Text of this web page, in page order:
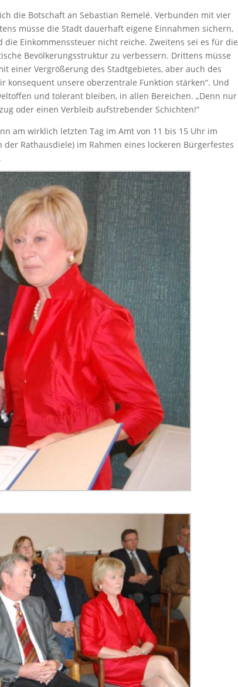
die Botschaft an Sebastian Remelé. Verbunden mit vier
müsse die Stadt dauerhaft eigene Einnahmen sichern,
Einkommenssteuer nicht reiche. Zweitens sei es für die
Bevölkerungsstruktur zu verbessern. Drittens müsse
einer Vergrößerung des Stadtgebietes, aber auch des
konsequent unsere oberzentrale Funktion stärken“. Und
und tolerant bleiben, in allen Bereichen. „Denn nur
oder einen Verbleib aufstrebender Schichten!“
am wirklich letzten Tag im Amt von 11 bis 15 Uhr im
Rathausdiele) im Rahmen eines lockeren Bürgerfestes